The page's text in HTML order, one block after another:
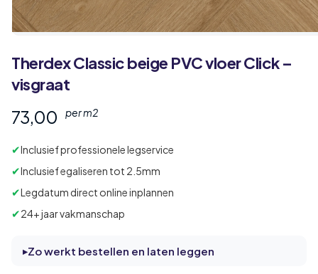
TherdexClassicbeige PVC vloer Click –
visgraat
73,00 per m2
✔Inclusief professionele legservice
✔Inclusief egaliseren tot 2.5mm
✔Legdatum direct online inplannen
✔24+ jaar vakmanschap
Zo werkt bestellen en laten leggen